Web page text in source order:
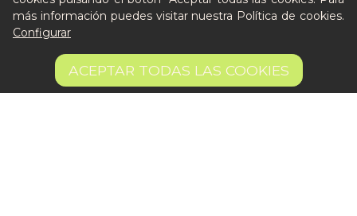
6,50 € AÑADIR A LA CESTA
más información puedes visitar nuestra Política de cookies.
Configurar
ACEPTAR TODAS LAS COOKIES
Escríbenos al Whatsapp
Escríbenos al correo
De lunes a viernes de 8:30 a 14:00